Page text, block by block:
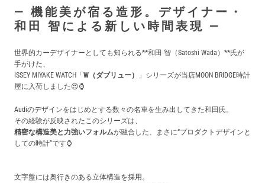
お問い合わせ
― 機能美が宿る造形。デザイナー・
和田 智による新しい時間表現 ―
世界的カーデザイナーとしても知られる**和田 智（Satoshi Wada）**氏が
手がけた、
ISSEY MIYAKE WATCH「 W（ダブリュー）
」シリーズが当店MOON BRIDGE時計
屋に入荷しました😍⌚
Audiのデザインをはじめとする数々の名車を生み出してきた和田氏。
その経験が反映されたこのシリーズは、
精密な構造美と力強いフォルムが融合した、まさに“プロダクトデザインと
しての時計”です⌚
文字盤には奥行きのある立体構造を採用。